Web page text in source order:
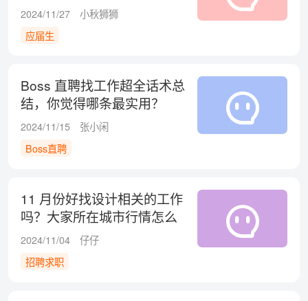
2024/11/27
小秋狮狮
应届生
Boss 直聘找工作超全话术总
结，你觉得哪条最实用？
2024/11/15
张小闲
Boss直聘
11 月份好找设计相关的工作
吗？大家所在城市行情怎么
样？
2024/11/04
仔仔
招聘求职